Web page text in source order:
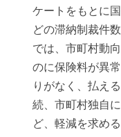
ケートをもとに
どの滞納制裁件
では、市町村動
のに保険料が異
りがなく、払え
続、市町村独自
ど、軽減を求め